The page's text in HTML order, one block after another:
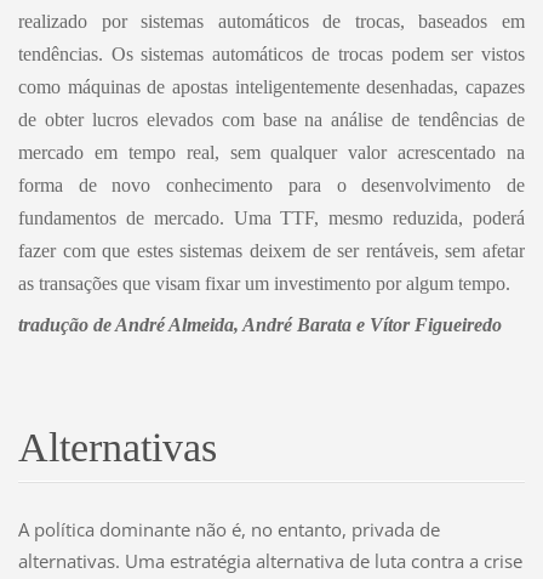
realizado por sistemas automáticos de trocas, baseados em
tendências. Os sistemas automáticos de trocas podem ser vistos
como máquinas de apostas inteligentemente desenhadas, capazes
de obter lucros elevados com base na análise de tendências de
mercado em tempo real, sem qualquer valor acrescentado na
forma de novo conhecimento para o desenvolvimento de
fundamentos de mercado. Uma TTF, mesmo reduzida, poderá
fazer com que estes sistemas deixem de ser rentáveis, sem afetar
as transações que visam fixar um investimento por algum tempo.
tradução de André Almeida, André Barata e Vítor Figueiredo
Alternativas
A política dominante não é, no entanto, privada de
alternativas. Uma estratégia alternativa de luta contra a crise